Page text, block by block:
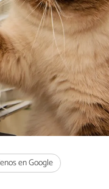
en Google